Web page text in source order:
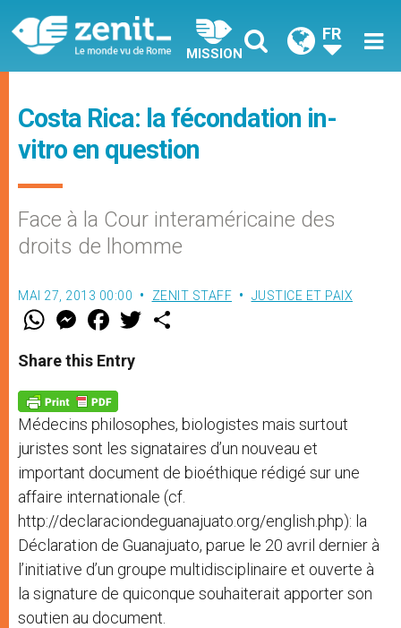
MISSION
FR
Costa Rica: la fécondation in-
vitro en question
Face à la Cour interaméricaine des
droits de lhomme
MAI 27, 2013 00:00 ZENIT STAFF JUSTICE ET PAIX
W
t
s
p
p
M
e
s
e
g
e
r
F
a
e
b
o
k
w
Share this Entry
Médecins philosophes, biologistes mais surtout
juristes sont les signataires d’un nouveau et
important document de bioéthique rédigé sur une
affaire internationale (cf.
http://declaraciondeguanajuato.org/english.php): la
Déclaration de Guanajuato, parue le 20 avril dernier à
l’initiative d’un groupe multidisciplinaire et ouverte à
la signature de quiconque souhaiterait apporter son
soutien au document.